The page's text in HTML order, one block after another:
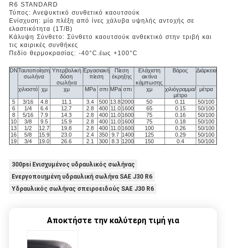
R6 STANDARD
Τύπος: Ανεψυκτικό συνθετικό καουτσούκ
Ενίσχυση: μία πλέξη από ίνες χάλυβα υψηλής αντοχής σε
ελαστικότητα (1T/B)
Κάλυψη Σύνθετο: Σύνθετο καουτσούκ ανθεκτικό στην τριβή και
τις καιρικές συνθήκες
Πεδίο θερμοκρασίας: -40°C έως +100°C
DN Ταυτοποίηση
σωλήνα
Υπερβολική
δόση
σωλήνα
Εργασιακή
πίεση
Πίεση
έκρηξης
Ελάχιστη
ακτίνα
κάμπωσης
Βάρος Διάρκεια
χιλιοστό χμ χμ MPa σπι MPa σπι χμ
χιλιόγραμμα/
μέτρο
μέτρα
5 3/16 4.8 11.1 3.4 500 13.82000 50 0.11
50/100
6
1/4 6.4 12.7 2.8 400 11.01600 65 0.15
50/100
8
5/16 7.9 14.3 2.8 400 11.01600 75 0.16
50/100
10
3/8 9.5 15.9 2.8 400 11.01600 75 0.18
50/100
13
1/2 12.7 19.8 2.8 400 11.01600 100 0.26
50/100
16
5/8 15.9 23.0 2.4 350 9.7 1400 125 0.29
50/100
19
3/4 19.0 26.6 2.1 300 8.3 1200 150 0.4 50/100
300psi Ενισχυμένος υδραυλικός σωλήνας
Ενεργοποιημένη υδραυλική σωλήνα SAE J30 R6
Υδραυλικός σωλήνας σπειροειδούς SAE J30 R6
Αποκτήστε την καλύτερη τιμή για